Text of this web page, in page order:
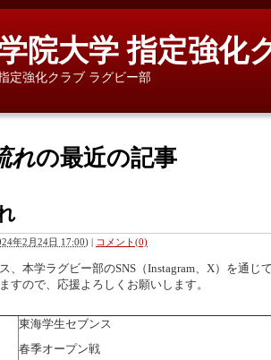
院大学 指定強化
定強化クラブ ラグビー部
れの最近の記事
年2月24日 17:00) | コメント(0)
、本学ラグビー部のSNS（Instagram、X）を通じ
すので、応援よろしくお願いします。
東海学生セブンス
春季オープン戦